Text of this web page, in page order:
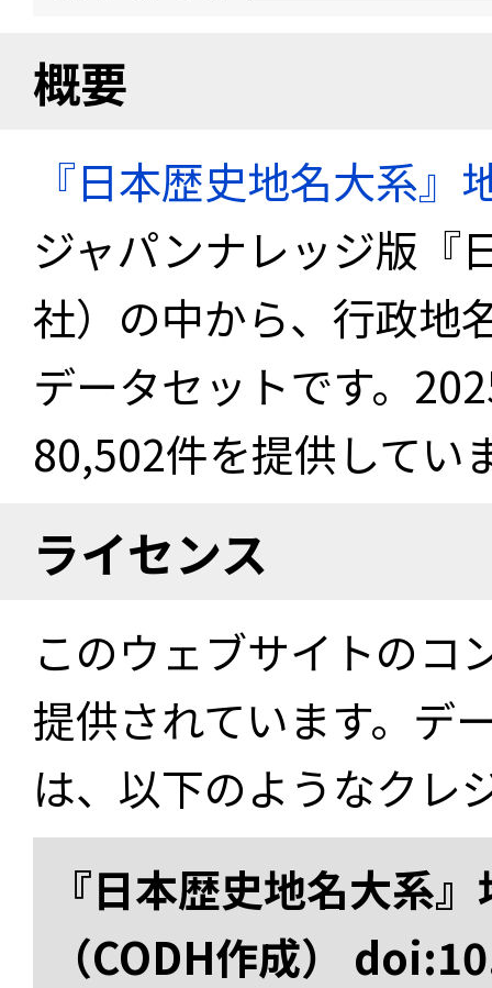
概要
『日本歴史地名大系
ジャパンナレッジ版『
社）の中から、行政地
データセットです。
80,502件を提供してい
ライセンス
このウェブサイトのコ
提供されています。デ
は、以下のようなクレ
『日本歴史地名大系
（CODH作成）